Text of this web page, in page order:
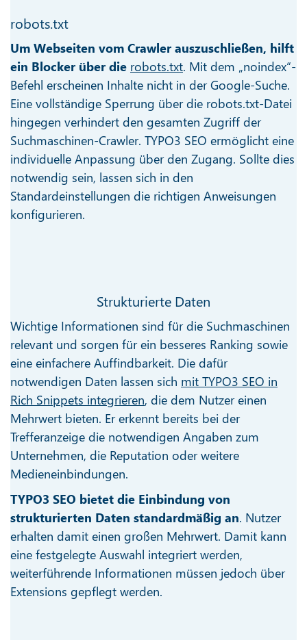
robots.txt
Um Webseiten vom Crawler auszuschließen, hilft
ein Blocker über die robots.txt. Mit dem „noindex“-
Befehl erscheinen Inhalte nicht in der Google-Suche.
Eine vollständige Sperrung über die robots.txt-Datei
hingegen verhindert den gesamten Zugriff der
Suchmaschinen-Crawler. TYPO3 SEO ermöglicht eine
individuelle Anpassung über den Zugang. Sollte dies
notwendig sein, lassen sich in den
Standardeinstellungen die richtigen Anweisungen
konfigurieren.
Strukturierte Daten
Wichtige Informationen sind für die Suchmaschinen
relevant und sorgen für ein besseres Ranking sowie
eine einfachere Auffindbarkeit. Die dafür
notwendigen Daten lassen sich mit TYPO3 SEO in
Rich Snippets integrieren, die dem Nutzer einen
Mehrwert bieten. Er erkennt bereits bei der
Trefferanzeige die notwendigen Angaben zum
Unternehmen, die Reputation oder weitere
Medieneinbindungen.
TYPO3 SEO bietet die Einbindung von
strukturierten Daten standardmäßig an. Nutzer
erhalten damit einen großen Mehrwert. Damit kann
eine festgelegte Auswahl integriert werden,
weiterführende Informationen müssen jedoch über
Extensions gepflegt werden.